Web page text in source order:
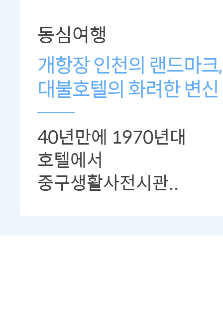
동심여행
개항장 인천의 랜드마크,
대불호텔의 화려한 변신
40년만에 1970년대
호텔에서
중구생활사전시관..